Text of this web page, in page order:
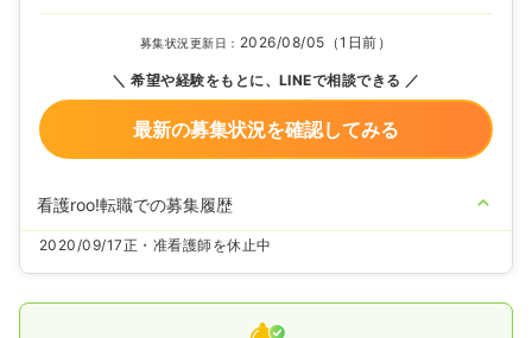
募集状況更新日： 2026/08/05（1日前）
希望や経験をもとに、LINEで相談できる
最新の募集状況を確認してみる
看護roo!転職での募集履歴
2020/09/17正・准看護師を休止中